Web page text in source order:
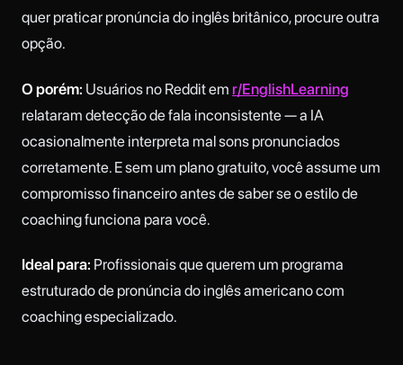
quer praticar pronúncia do inglês britânico, procure outra
opção.
O porém: Usuários no Reddit em r/EnglishLearning
relataram detecção de fala inconsistente — a IA
ocasionalmente interpreta mal sons pronunciados
corretamente. E sem um plano gratuito, você assume um
compromisso financeiro antes de saber se o estilo de
coaching funciona para você.
Ideal para: Profissionais que querem um programa
estruturado de pronúncia do inglês americano com
coaching especializado.